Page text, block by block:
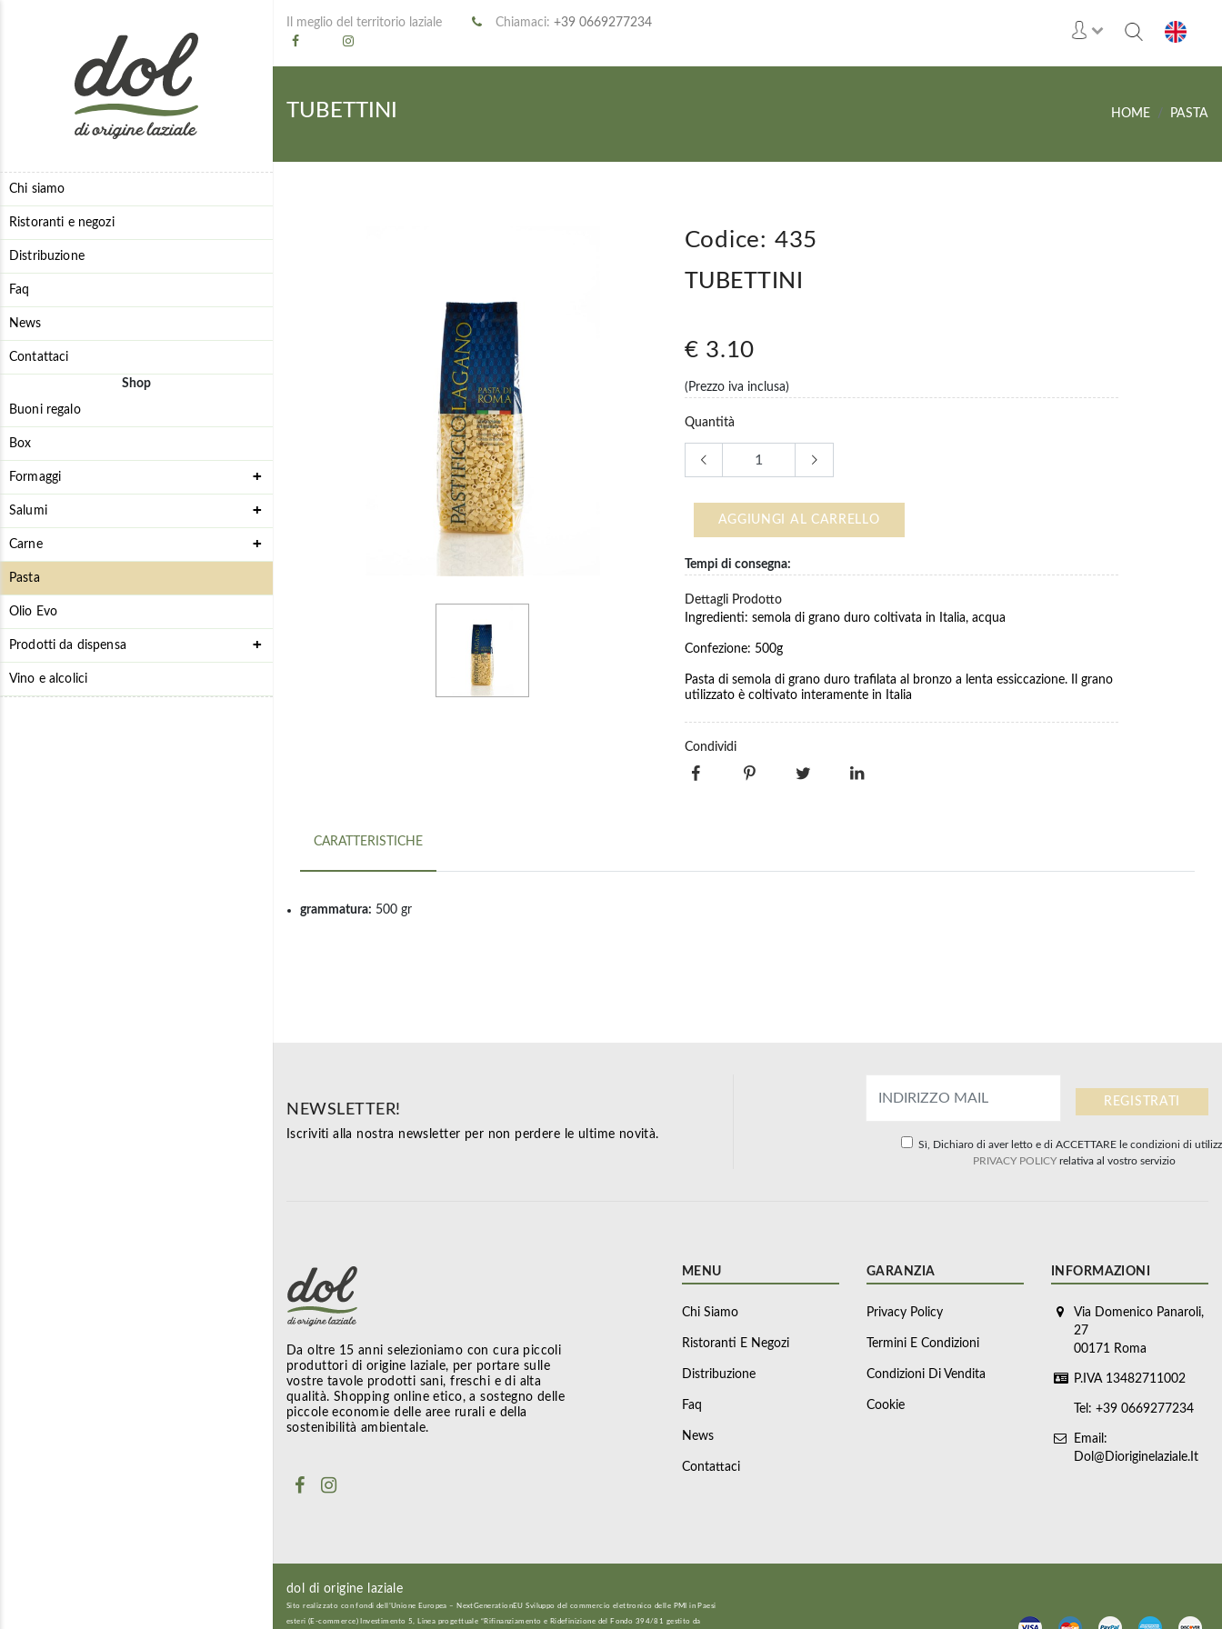
Il meglio del territorio laziale Chiamaci: +39 0669277234
Chi siamo
Ristoranti e negozi
Distribuzione
Faq
News
Contattaci
Shop
Buoni regalo
Box
Formaggi
Salumi
Carne
Pasta
Olio Evo
Prodotti da dispensa
Vino e alcolici
TUBETTINI HOME PASTA
Codice: 435
TUBETTINI
€ 3.10
(Prezzo iva inclusa)
Quantità
AGGIUNGI AL CARRELLO
Tempi di consegna:
Dettagli Prodotto
Ingredienti: semola di grano duro coltivata in Italia, acqua
Confezione: 500g
Pasta di semola di grano duro trafilata al bronzo a lenta essiccazione. Il grano
utilizzato è coltivato interamente in Italia
Condividi
CARATTERISTICHE
grammatura: 500 gr
NEWSLETTER!
Iscriviti alla nostra newsletter per non perdere le ultime novità.
Sì, Dichiaro di aver letto e di ACCETTARE le condizioni di
PRIVACY POLICYrelativa al vostro servizio
Da oltre 15 anni selezioniamo con cura piccoli
produttori di origine laziale, per portare sulle
vostre tavole prodotti sani, freschi e di alta
qualità. Shopping online etico, a sostegno delle
piccole economie delle aree rurali e della
sostenibilità ambientale.
MENU
Chi Siamo
Ristoranti E Negozi
Distribuzione
Faq
News
Contattaci
GARANZIA
Privacy Policy
Termini E Condizioni
Condizioni Di Vendita
Cookie
INFORMAZIONI
Via Domenico Panaroli,
27
00171 Roma
P.IVA 13482711002
Tel: +39 0669277234
Email:
Dol@dioriginelaziale.it
dol di origine laziale
Sito realizzato con fondi dell’Unione Europea – NextGenerationEU Sviluppo del commercio elettronico delle PMI in Paesi
esteri (E-commerce) Investimento 5, Linea progettuale “Rifinanziamento e Ridefinizione del Fondo 394/81 gestito da